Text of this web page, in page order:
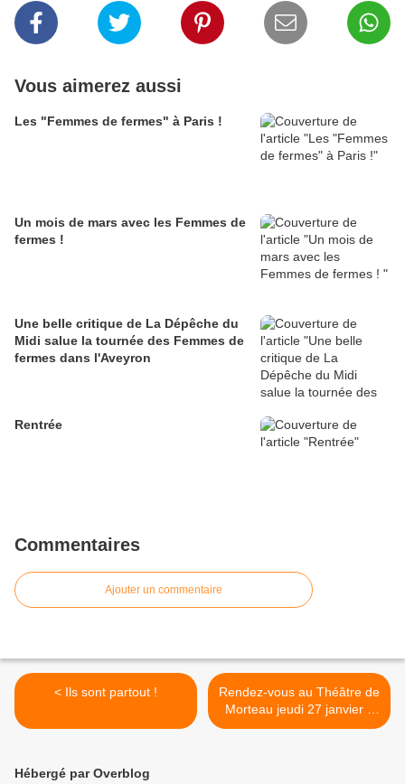
Vous aimerez aussi
Les "Femmes de fermes" à Paris !
Un mois de mars avec les Femmes de
fermes !
Une belle critique de La Dépêche du
Midi salue la tournée des Femmes de
fermes dans l'Aveyron
Rentrée
Commentaires
Ajouter un commentaire
< Ils sont partout !
Rendez-vous au Théâtre de
Morteau jeudi 27 janvier à
20H30 >
Hébergé par Overblog